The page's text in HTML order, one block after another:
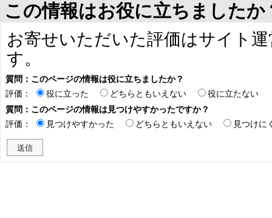
この情報はお役に立ちましたか
お寄せいただいた評価はサイト
す。
質問：このページの情報は役に立ちましたか？
評価：
役に立った どちらともいえない
役に立たない
質問：このページの情報は見つけやすかったですか？
評価：
見つけやすかった どちらともいえない 見つけに